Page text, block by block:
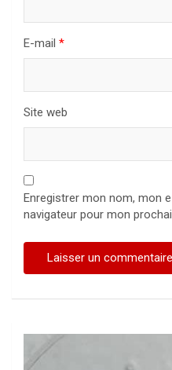
E-mail *
Site web
Enregistrer mon nom, mon
navigateur pour mon